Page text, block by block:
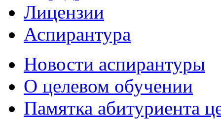
Лицензии
Аспирантура
Новости аспирантуры
О целевом обучении
Памятка абитуриента